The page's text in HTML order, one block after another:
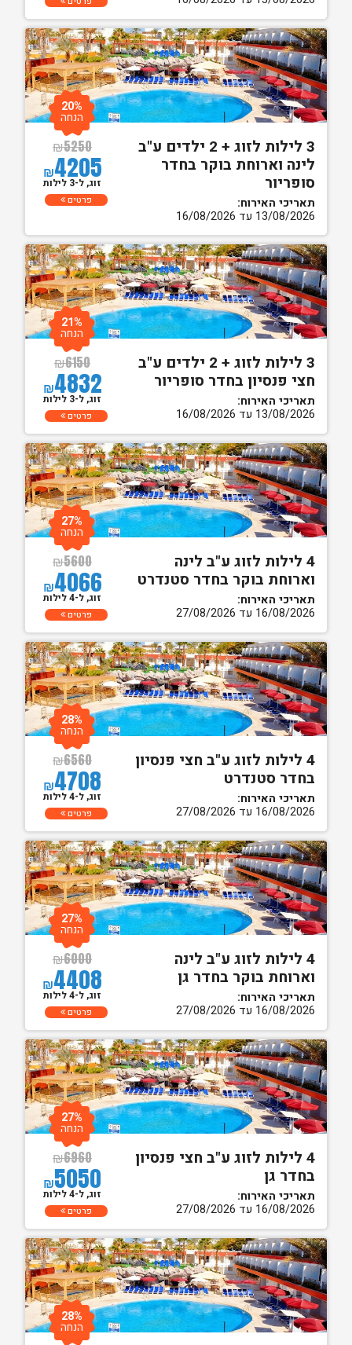
3 לילות לזוג + 2 ילדים ע"ב
לינה וארוחת בוקר בחדר
סופריור
תאריכי האירוח:
13/08/2026 עד 16/08/2026
₪5250
₪4205
20%
הנחה
זוג, ל-3 לילות
פרטים
3 לילות לזוג + 2 ילדים ע"ב
חצי פנסיון בחדר סופריור
תאריכי האירוח:
13/08/2026 עד 16/08/2026
₪6150
₪4832
21%
הנחה
זוג, ל-3 לילות
פרטים
4 לילות לזוג ע"ב לינה
וארוחת בוקר בחדר סטנדרט
תאריכי האירוח:
16/08/2026 עד 27/08/2026
₪5600
₪4066
27%
הנחה
זוג, ל-4 לילות
פרטים
4 לילות לזוג ע"ב חצי פנסיון
בחדר סטנדרט
תאריכי האירוח:
16/08/2026 עד 27/08/2026
₪6560
₪4708
28%
הנחה
זוג, ל-4 לילות
פרטים
4 לילות לזוג ע"ב לינה
וארוחת בוקר בחדר גן
תאריכי האירוח:
16/08/2026 עד 27/08/2026
₪6000
₪4408
27%
הנחה
זוג, ל-4 לילות
פרטים
4 לילות לזוג ע"ב חצי פנסיון
בחדר גן
תאריכי האירוח:
16/08/2026 עד 27/08/2026
₪6960
₪5050
27%
הנחה
זוג, ל-4 לילות
פרטים
28%
הנחה